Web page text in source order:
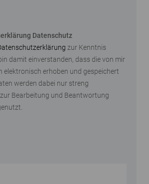
Datenschutz
zur Kenntnis
damit einverstanden, dass die von mir
elektronisch erhoben und gespeichert
werden dabei nur streng
Bearbeitung und Beantwortung